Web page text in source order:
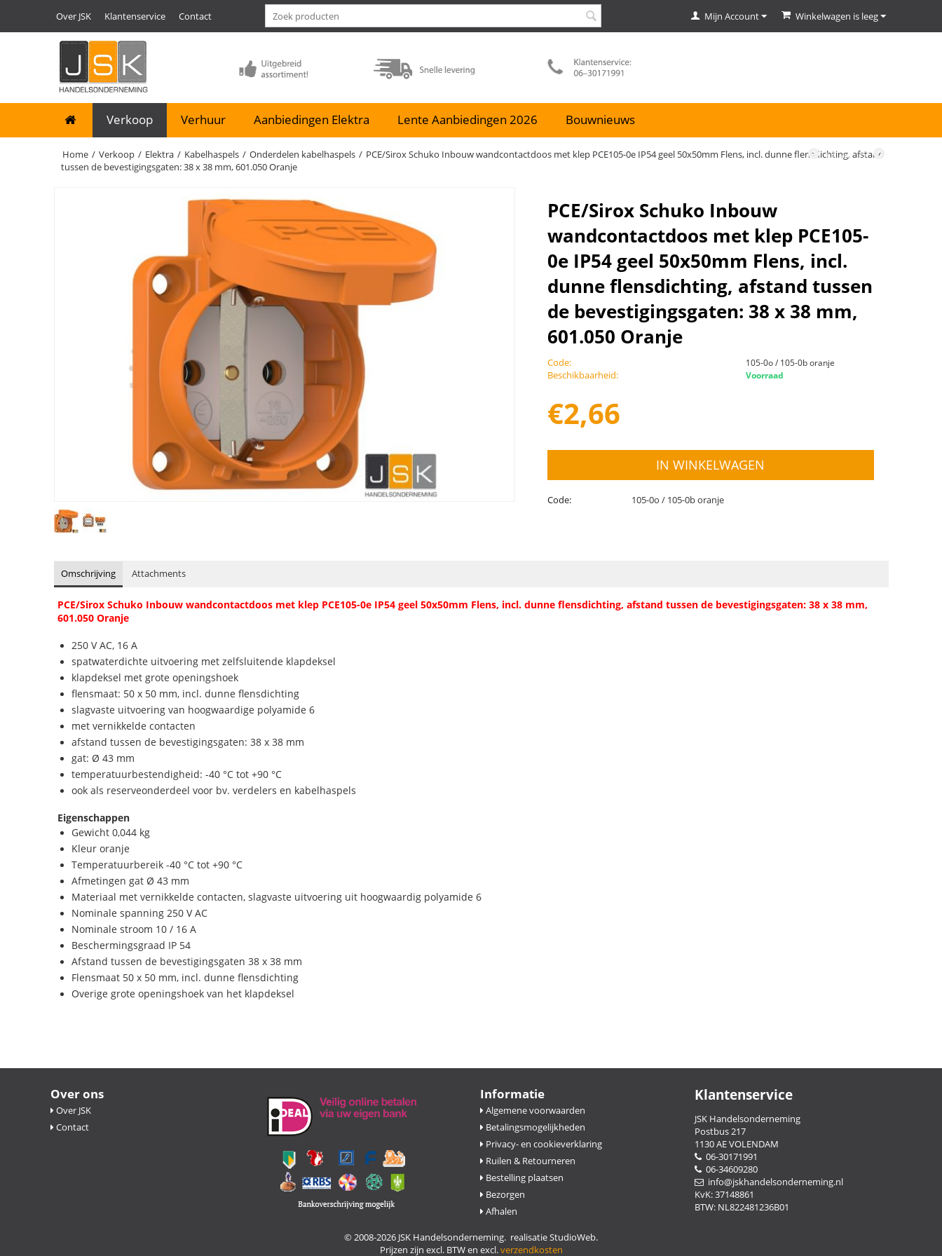
Over JSK Klantenservice Contact Winkelwagen is leeg
Mijn Account
Verkoop Verhuur Aanbiedingen Elektra Lente Aanbiedingen 2026 Bouwnieuws
Home / Verkoop / Elektra / Kabelhaspels / Onderdelen kabelhaspels / PCE/Sirox Schuko Inbouw wandcontactdoos met klep PCE105-0e IP54 geel 50x50mm Flens, incl. dunne flensdichting, afstand
tussen de bevestigingsgaten: 38 x 38 mm, 601.050 Oranje
63 van 75
PCE/Sirox Schuko Inbouw
wandcontactdoos met klep PCE105-
0e IP54 geel 50x50mm Flens, incl.
dunne flensdichting, afstand tussen
de bevestigingsgaten: 38 x 38 mm,
601.050 Oranje
Code: 105-0o / 105-0b oranje
Beschikbaarheid: Voorraad
€2,66
IN WINKELWAGEN
Code: 105-0o / 105-0b oranje
Omschrijving Attachments
PCE/Sirox Schuko Inbouw wandcontactdoos met klep PCE105-0e IP54 geel 50x50mm Flens, incl. dunne flensdichting, afstand tussen de bevestigingsgaten: 38 x 38 mm,
601.050 Oranje
250 V AC, 16 A
spatwaterdichte uitvoering met zelfsluitende klapdeksel
klapdeksel met grote openingshoek
flensmaat: 50 x 50 mm, incl. dunne flensdichting
slagvaste uitvoering van hoogwaardige polyamide 6
met vernikkelde contacten
afstand tussen de bevestigingsgaten: 38 x 38 mm
gat: Ø 43 mm
temperatuurbestendigheid: -40 °C tot +90 °C
ook als reserveonderdeel voor bv. verdelers en kabelhaspels
Eigenschappen
Gewicht 0,044 kg
Kleur oranje
Temperatuurbereik -40 °C tot +90 °C
Afmetingen gat Ø 43 mm
Materiaal met vernikkelde contacten, slagvaste uitvoering uit hoogwaardig polyamide 6
Nominale spanning 250 V AC
Nominale stroom 10 / 16 A
Beschermingsgraad IP 54
Afstand tussen de bevestigingsgaten 38 x 38 mm
Flensmaat 50 x 50 mm, incl. dunne flensdichting
Overige grote openingshoek van het klapdeksel
Over ons
Over JSK
Contact
Informatie
Algemene voorwaarden
Betalingsmogelijkheden
Privacy- en cookieverklaring
Ruilen & Retourneren
Bestelling plaatsen
Bezorgen
Afhalen
Klantenservice
JSK Handelsonderneming
Postbus 217
1130 AE VOLENDAM
06-30171991
06-34609280
info@jskhandelsonderneming.nl
KvK: 37148861
BTW: NL822481236B01
© 2008-2026 JSK Handelsonderneming. realisatieStudioWeb.
Prijzen zijn excl. BTW en excl.verzendkosten